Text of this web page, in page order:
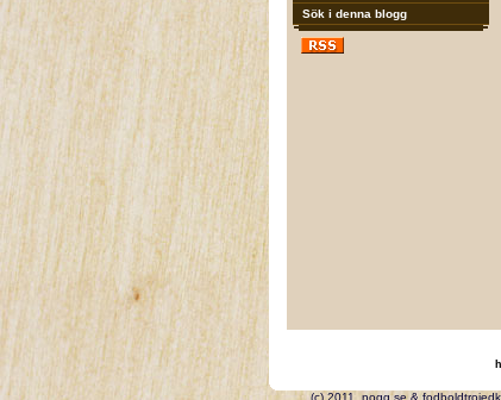
Sök i denna blogg
(c) 2011, nogg.se &